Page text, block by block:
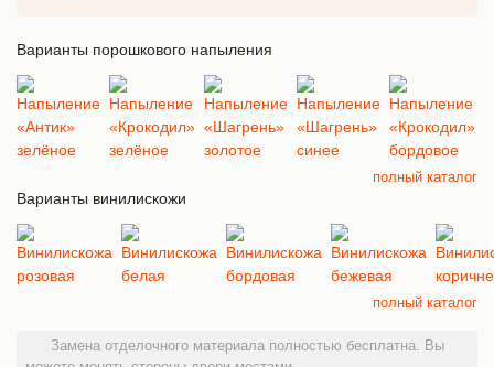
Варианты порошкового напыления
полный каталог
Варианты винилискожи
полный каталог
Замена отделочного материала полностью бесплатна. Вы